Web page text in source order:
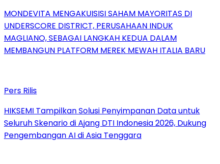
MONDEVITA MENGAKUISISI SAHAM MAYORITAS DI
UNDERSCORE DISTRICT, PERUSAHAAN INDUK
MAGLIANO, SEBAGAI LANGKAH KEDUA DALAM
MEMBANGUN PLATFORM MEREK MEWAH ITALIA BARU
Pers Rilis
HIKSEMI Tampilkan Solusi Penyimpanan Data untuk
Seluruh Skenario di Ajang DTI Indonesia 2026, Dukung
Pengembangan AI di Asia Tenggara